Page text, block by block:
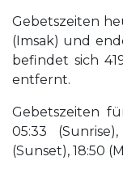
Gebetszeiten
(Imsak) und
befindet sich
entfernt.
Gebetszeiten
05:33
(Sunset), 18:50